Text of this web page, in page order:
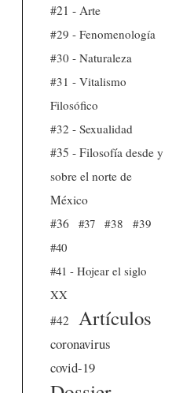
#21 - Arte
#29 - Fenomenología
#30 - Naturaleza
#31 - Vitalismo
Filosófico
#32 - Sexualidad
#35 - Filosofía desde y
sobre el norte de
México
#36
#37 #38
#39
#40
#41 - Hojear el siglo
XX
#42
Artículos
coronavirus
covid-19